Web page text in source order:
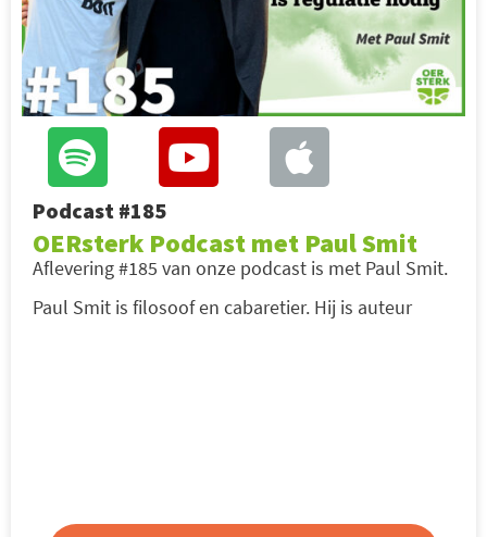
Podcast #185
OERsterk Podcast met Paul Smit
Aflevering #185 van onze podcast is met Paul Smit.
Paul Smit is filosoof en cabaretier. Hij is auteur